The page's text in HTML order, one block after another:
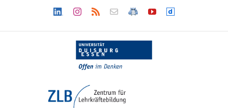
LinkedinInstagram
Rss Newsletter
LehramtsWiki
YouTubeDailymotion